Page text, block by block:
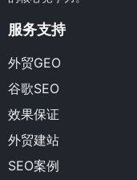
服务支持
外贸GEO
谷歌SEO
效果保证
外贸建站
SEO案例